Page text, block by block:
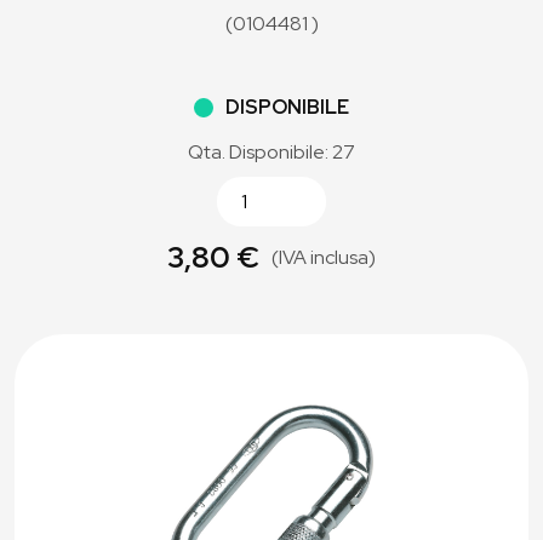
(0104481 )
DISPONIBILE
Qta. Disponibile: 27
3,80 € (IVA inclusa)